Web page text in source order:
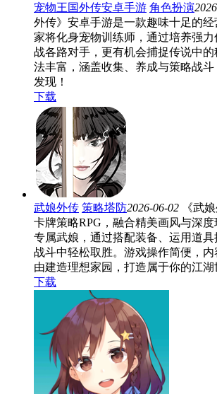
宠物王国外传安卓手游 角色扮演
外传》安卓手游是一款趣味十足的
家将化身宠物训练师，通过培养强
战各路对手，更有机会捕捉传说中
法丰富，涵盖收集、养成与策略战
发现！
下载
武娘外传 策略塔防2026-06-02
《武
卡牌策略RPG，融合精美画风与深
专属武娘，通过搭配装备、运用道
战斗中轻松取胜。游戏操作简便，
由建造理想家园，打造属于你的江湖
下载